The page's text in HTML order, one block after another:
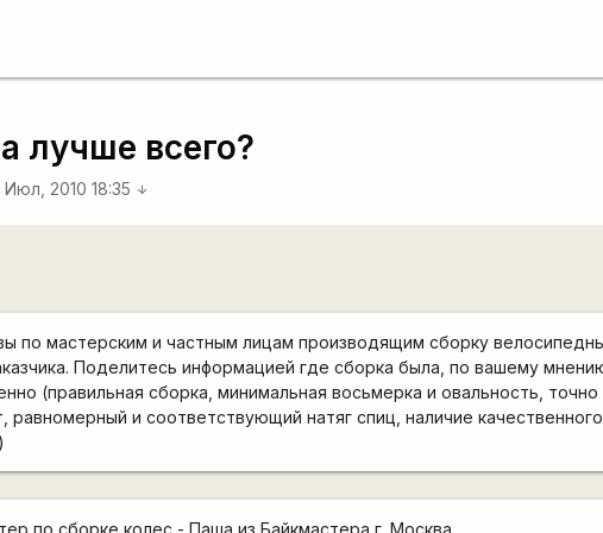
лучше всего?
Июл, 2010 18:35 arrow_downward
по мастерским и частным лицам производящим сборку
Поделитесь информацией где сборка была, по вашему
(правильная сборка, минимальная восьмерка и овальность,
равномерный и соответствующий натяг спиц, наличие качественного